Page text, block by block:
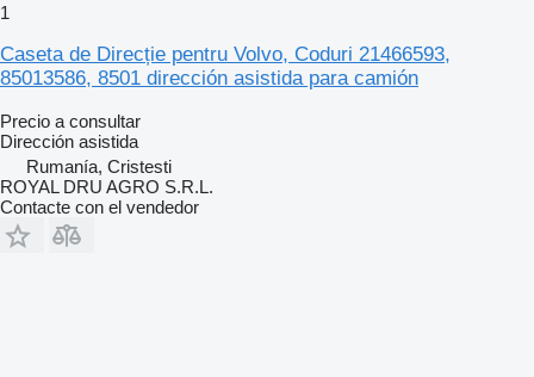
1
Caseta de Direcție pentru Volvo, Coduri 21466593,
85013586, 8501 dirección asistida para camión
Precio a consultar
Dirección asistida
Rumanía, Cristesti
ROYAL DRU AGRO S.R.L.
Contacte con el vendedor